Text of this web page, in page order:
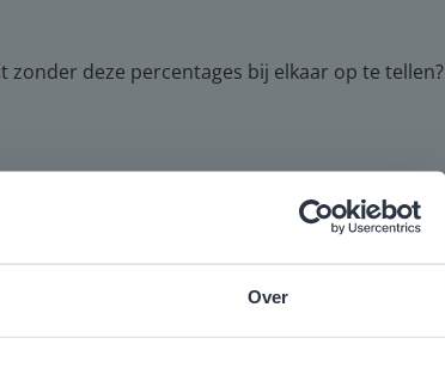
Over
deze percentages bij elkaar op te tellen?
je locatie
naar de website voor